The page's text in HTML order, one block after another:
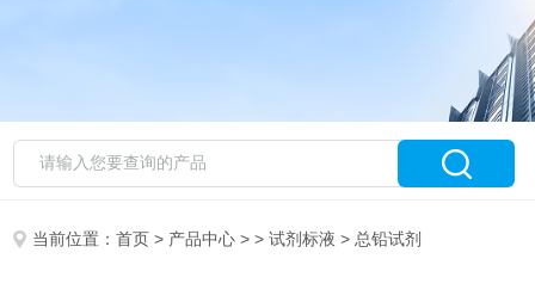
当前位置：首页 > 产品中心 > >试剂标液 > 总铅试剂